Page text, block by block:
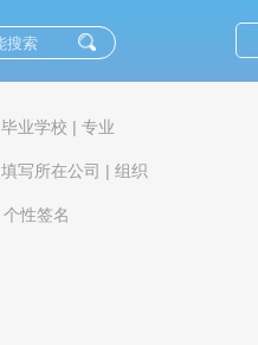
毕业学校 | 专业
填写所在公司 | 组织
个性签名